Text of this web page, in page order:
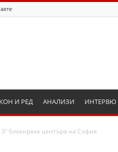
И РЕД АНАЛИЗИ ИНТЕРВЮ
блокираха центъра на София